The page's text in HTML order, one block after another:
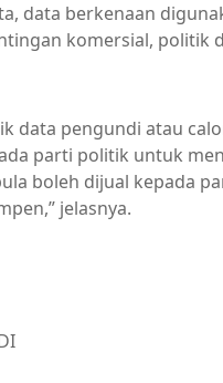
data berkenaan
komersial, politik
data pengundi atau
parti politik untuk
boleh dijual kepada
jelasnya.